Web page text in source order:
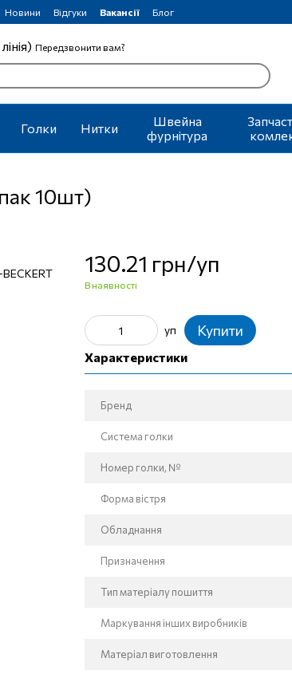
Новини Відгуки Вакансії Блог
Передзвонити вам?
Голки Нитки
Швейна
фурнітура
10шт)
130.21 грн/уп
В наявності
уп Купити
Характеристики
Бренд
Система голки
Номер голки, №
Форма вістря
Обладнання
Призначення
Тип матеріалу пошиття
Маркування інших виробників
Матеріал виготовлення